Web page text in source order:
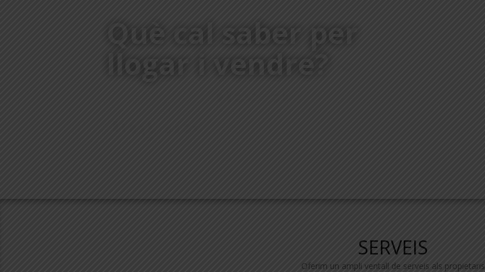
Què cal saber per
llogar i vendre?
SERVEIS
Oferim un ampli ventall de serveis als propietaris